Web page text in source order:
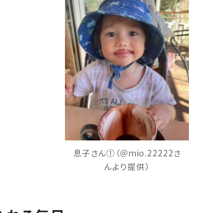
息子さん①（＠mio.22222さ
んより提供）